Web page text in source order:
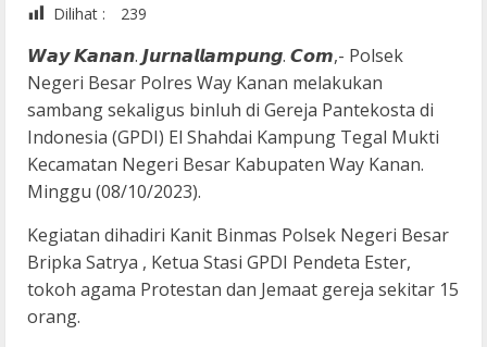
Dilihat :
239
𝙒𝙖𝙮 𝙆𝙖𝙣𝙖𝙣. 𝙅𝙪𝙧𝙣𝙖𝙡𝙡𝙖𝙢𝙥𝙪𝙣𝙜. 𝘾𝙤𝙢,- Polsek
Negeri Besar Polres Way Kanan melakukan
sambang sekaligus binluh di Gereja Pantekosta di
Indonesia (GPDI) El Shahdai Kampung Tegal Mukti
Kecamatan Negeri Besar Kabupaten Way Kanan.
Minggu (08/10/2023).
Kegiatan dihadiri Kanit Binmas Polsek Negeri Besar
Bripka Satrya , Ketua Stasi GPDI Pendeta Ester,
tokoh agama Protestan dan Jemaat gereja sekitar 15
orang.